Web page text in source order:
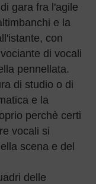
gara fra l'agile
e la
con
di vocali
pennellata.
di studio o di
e la
perchè certi
vocali si
scena e del
delle